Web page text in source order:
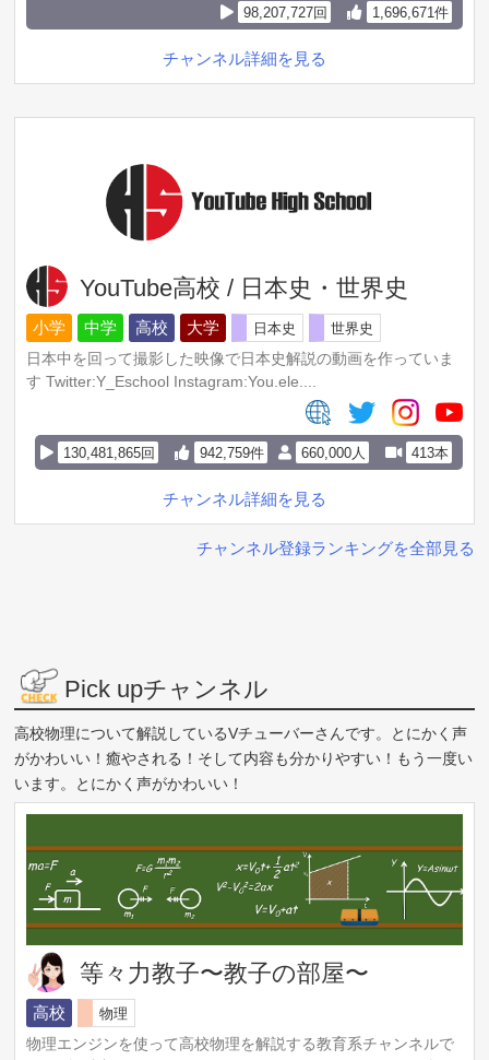
98,207,727回 1,696,671件
チャンネル詳細を見る
YouTube高校 / 日本史・世界史
小学 中学 高校 大学 日本史
世界史
日本中を回って撮影した映像で日本史解説の動画を作っていま
す Twitter:Y_Eschool Instagram:You.ele....
660,000人 413本
130,481,865回 942,759件
チャンネル詳細を見る
チャンネル登録ランキングを全部見る
Pick upチャンネル
高校物理について解説しているVチューバーさんです。とにかく声
がかわいい！癒やされる！そして内容も分かりやすい！もう一度い
います。とにかく声がかわいい！
等々力教子〜教子の部屋〜
高校
物理
物理エンジンを使って高校物理を解説する教育系チャンネルで